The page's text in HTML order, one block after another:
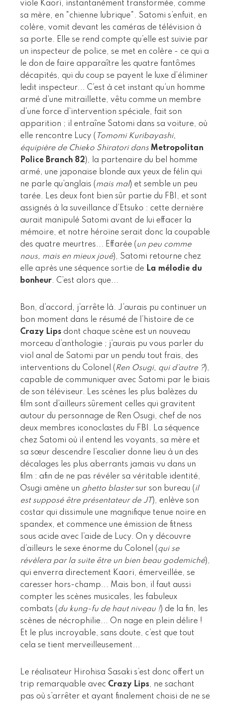
viole Kaori, instantanément transformée, comme
sa mère, en "chienne lubrique". Satomi s’enfuit, en
colère, vomit devant les caméras de télévision à
sa porte. Elle se rend compte qu’elle est suivie par
un inspecteur de police, se met en colère - ce qui a
le don de faire apparaître les quatre fantômes
décapités, qui du coup se payent le luxe d’éliminer
ledit inspecteur... C’est à cet instant qu’un homme
armé d’une mitraillette, vêtu comme un membre
d’une force d’intervention spéciale, fait son
apparition ; il entraîne Satomi dans sa voiture, où
elle rencontre Lucy ( Tomomi Kuribayashi,
équipière de Chieko Shiratori dans Metropolitan
Police Branch 82), la partenaire du bel homme
armé, une japonaise blonde aux yeux de félin qui
ne parle qu’anglais (mais mal) et semble un peu
tarée. Les deux font bien sûr partie du FBI, et sont
assignés à la suveillance d’Etsuko : cette dernière
aurait manipulé Satomi avant de lui effacer la
mémoire, et notre héroïne serait donc la coupable
des quatre meurtres... Effarée ( un peu comme
nous, mais en mieux joué), Satomi retourne chez
elle après une séquence sortie de La mélodie du
bonheur. C’est alors que...
Bon, d’accord, j’arrête là. J’aurais pu continuer un
bon moment dans le résumé de l’histoire de ce
Crazy Lips dont chaque scène est un nouveau
morceau d’anthologie ; j’aurais pu vous parler du
viol anal de Satomi par un pendu tout frais, des
interventions du Colonel ( Ren Osugi, qui d’autre ?),
capable de communiquer avec Satomi par le biais
de son téléviseur. Les scènes les plus balèzes du
film sont d’ailleurs sûrement celles qui gravitent
autour du personnage de Ren Osugi, chef de nos
deux membres iconoclastes du FBI. La séquence
chez Satomi où il entend les voyants, sa mère et
sa sœur descendre l’escalier donne lieu à un des
décalages les plus aberrants jamais vu dans un
film : afin de ne pas révéler sa véritable identité,
Osugi amène un ghetto blastersur son bureau (il
est supposé être présentateur de JT ), enlève son
costar qui dissimule une magnifique tenue noire en
spandex, et commence une émission de fitness
sous acide avec l’aide de Lucy. On y découvre
d’ailleurs le sexe énorme du Colonel (qui se
révèlera par la suite être un bien beau godemiché),
qui enverra directement Kaori, émerveillée, se
caresser hors-champ... Mais bon, il faut aussi
compter les scènes musicales, les fabuleux
combats (du kung-fu de haut niveau !) de la fin, les
scènes de nécrophilie... On nage en plein délire !
Et le plus incroyable, sans doute, c’est que tout
cela se tient merveilleusement...
Le réalisateur Hirohisa Sasaki s’est donc offert un
trip remarquable avec Crazy Lips, ne sachant
pas où s’arrêter et ayant finalement choisi de ne se